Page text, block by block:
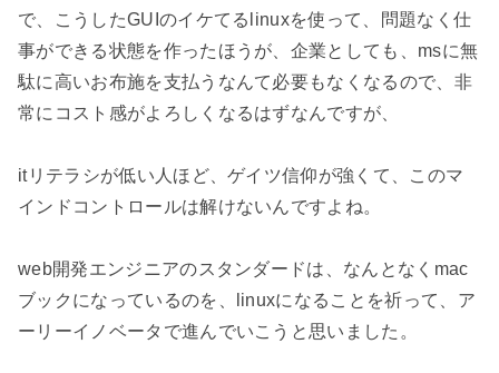
で、こうしたGUIのイケてるlinuxを使って、問題なく仕
事ができる状態を作ったほうが、企業としても、msに無
駄に高いお布施を支払うなんて必要もなくなるので、非
常にコスト感がよろしくなるはずなんですが、
itリテラシが低い人ほど、ゲイツ信仰が強くて、このマ
インドコントロールは解けないんですよね。
web開発エンジニアのスタンダードは、なんとなくmac
ブックになっているのを、linuxになることを祈って、ア
ーリーイノベータで進んでいこうと思いました。